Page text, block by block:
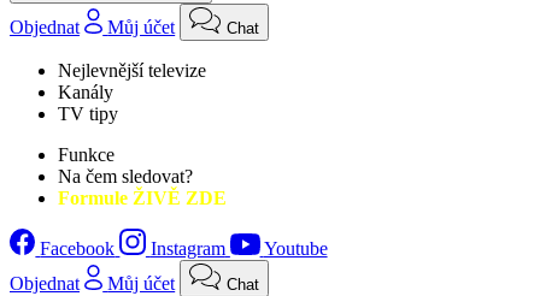
Objednat Můj účet Chat
Nejlevnější televize
Kanály
TV tipy
Funkce
Na čem sledovat?
Formule ŽIVĚ ZDE
Facebook Instagram
Youtube
Objednat
Můj účet Chat